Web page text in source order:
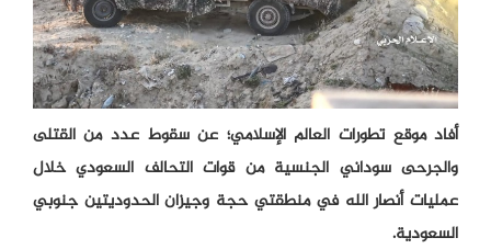
أفاد موقع تطورات العالم الإسلامي؛ عن سقوط عدد من القتلى
والجرحى سوداني الجنسية من قوات التحالف السعودي خلال
عمليات أنصار الله في منطقتي حجة وجيزان الحدوديتين جنوبي
السعودية.